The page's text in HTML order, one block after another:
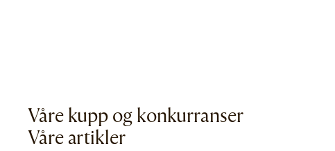
Våre kupp og konkurranser
Våre artikler